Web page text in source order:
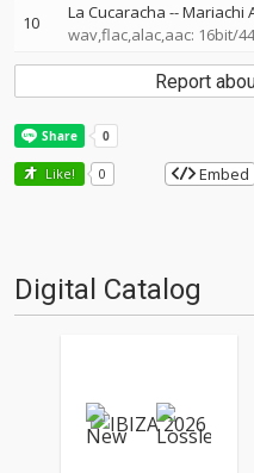
10 La Cucaracha --Mariachi
wav,flac,alac,aac: 16bit/
Report
Like! 0 Embed
Digital Catalog